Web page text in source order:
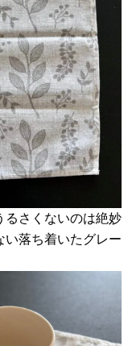
るさくないのは絶妙
い落ち着いたグレー